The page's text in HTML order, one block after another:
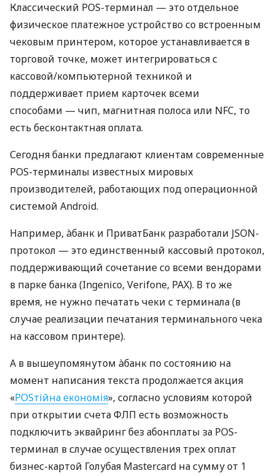
Классический POS-терминал — это отдельное
физическое платежное устройство со встроенным
чековым принтером, которое устанавливается в
торговой точке, может интегрироваться с
кассовой/компьютерной техникой и
поддерживает прием карточек всеми
способами — чип, магнитная полоса или NFC, то
есть бесконтактная оплата.
Сегодня банки предлагают клиентам современные
POS-терминалы известных мировых
производителей, работающих под операционной
системой Android.
Например, àбанк и ПриватБанк разработали JSON-
протокол — это единственный кассовый протокол,
поддерживающий сочетание со всеми вендорами
в парке банка (Ingenico, Verifone, PAX). В то же
время, не нужно печатать чеки с терминала (в
случае реализации печатания терминального чека
на кассовом принтере).
А в вышеупомянутом àбанк по состоянию на
момент написания текста продолжается акция
«POSтійна економія», согласно условиям которой
при открытии счета ФЛП есть возможность
подключить эквайринг без абонплаты за POS-
терминал в случае осуществления трех оплат
бизнес-картой Голубая Mastercard на сумму от 1